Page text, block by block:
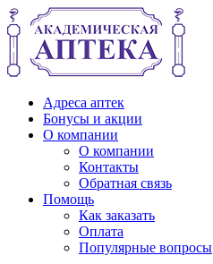
Адреса аптек
Бонусы и акции
О компании
О компании
Контакты
Обратная связь
Помощь
Как заказать
Оплата
Популярные вопросы